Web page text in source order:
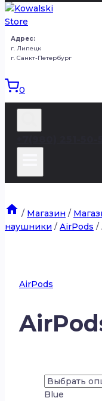
Адрес:
г. Липецк
г. Санкт-Петербург
0
/ Магазин /
наушники / AirPods /
AirPods
Blue